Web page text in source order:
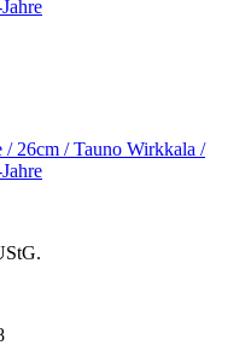
26cm / Tauno Wirkkala /